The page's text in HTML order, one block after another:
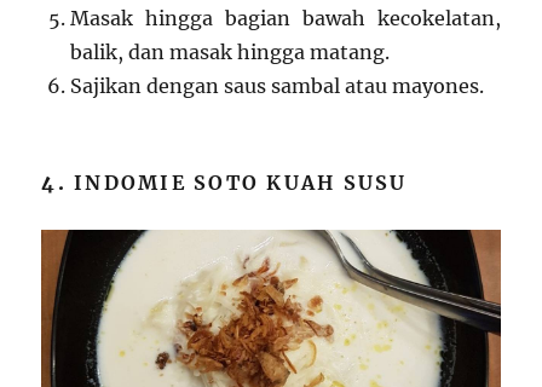
Masak hingga bagian bawah kecokelatan,
balik, dan masak hingga matang.
Sajikan dengan saus sambal atau mayones.
4.INDOMIE SOTO KUAH SUSU